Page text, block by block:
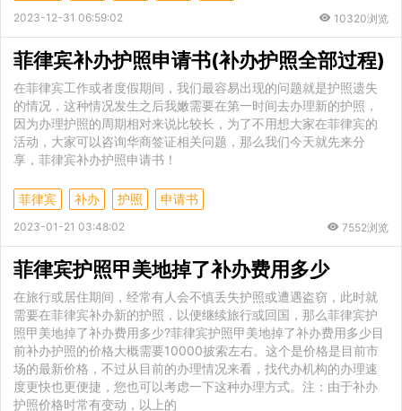
2023-12-31 06:59:02 10320浏览
菲律宾补办护照申请书(补办护照全部过程)
在菲律宾工作或者度假期间，我们最容易出现的问题就是护照遗失
的情况，这种情况发生之后我嫩需要在第一时间去办理新的护照，
因为办理护照的周期相对来说比较长，为了不用想大家在菲律宾的
活动，大家可以咨询华商签证相关问题，那么我们今天就先来分
享，菲律宾补办护照申请书！
菲律宾 补办 护照 申请书
2023-01-21 03:48:02 7552浏览
菲律宾护照甲美地掉了补办费用多少
在旅行或居住期间，经常有人会不慎丢失护照或遭遇盗窃，此时就
需要在菲律宾补办新的护照，以便继续旅行或回国，那么菲律宾护
照甲美地掉了补办费用多少?菲律宾护照甲美地掉了补办费用多少目
前补办护照的价格大概需要10000披索左右。这个是价格是目前市
场的最新价格，不过从目前的办理情况来看，找代办机构的办理速
度更快也更便捷，您也可以考虑一下这种办理方式。注：由于补办
护照价格时常有变动，以上的